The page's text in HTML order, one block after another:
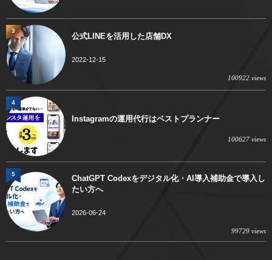
公式LINEを活用した店舗DX
2022-12-15
100922 views
3
Instagramの運用代行はベストプランナー
100627 views
4
ChatGPT Codexをデジタル化・AI導入補助金で導入し
たい方へ
2026-06-24
99729 views
5